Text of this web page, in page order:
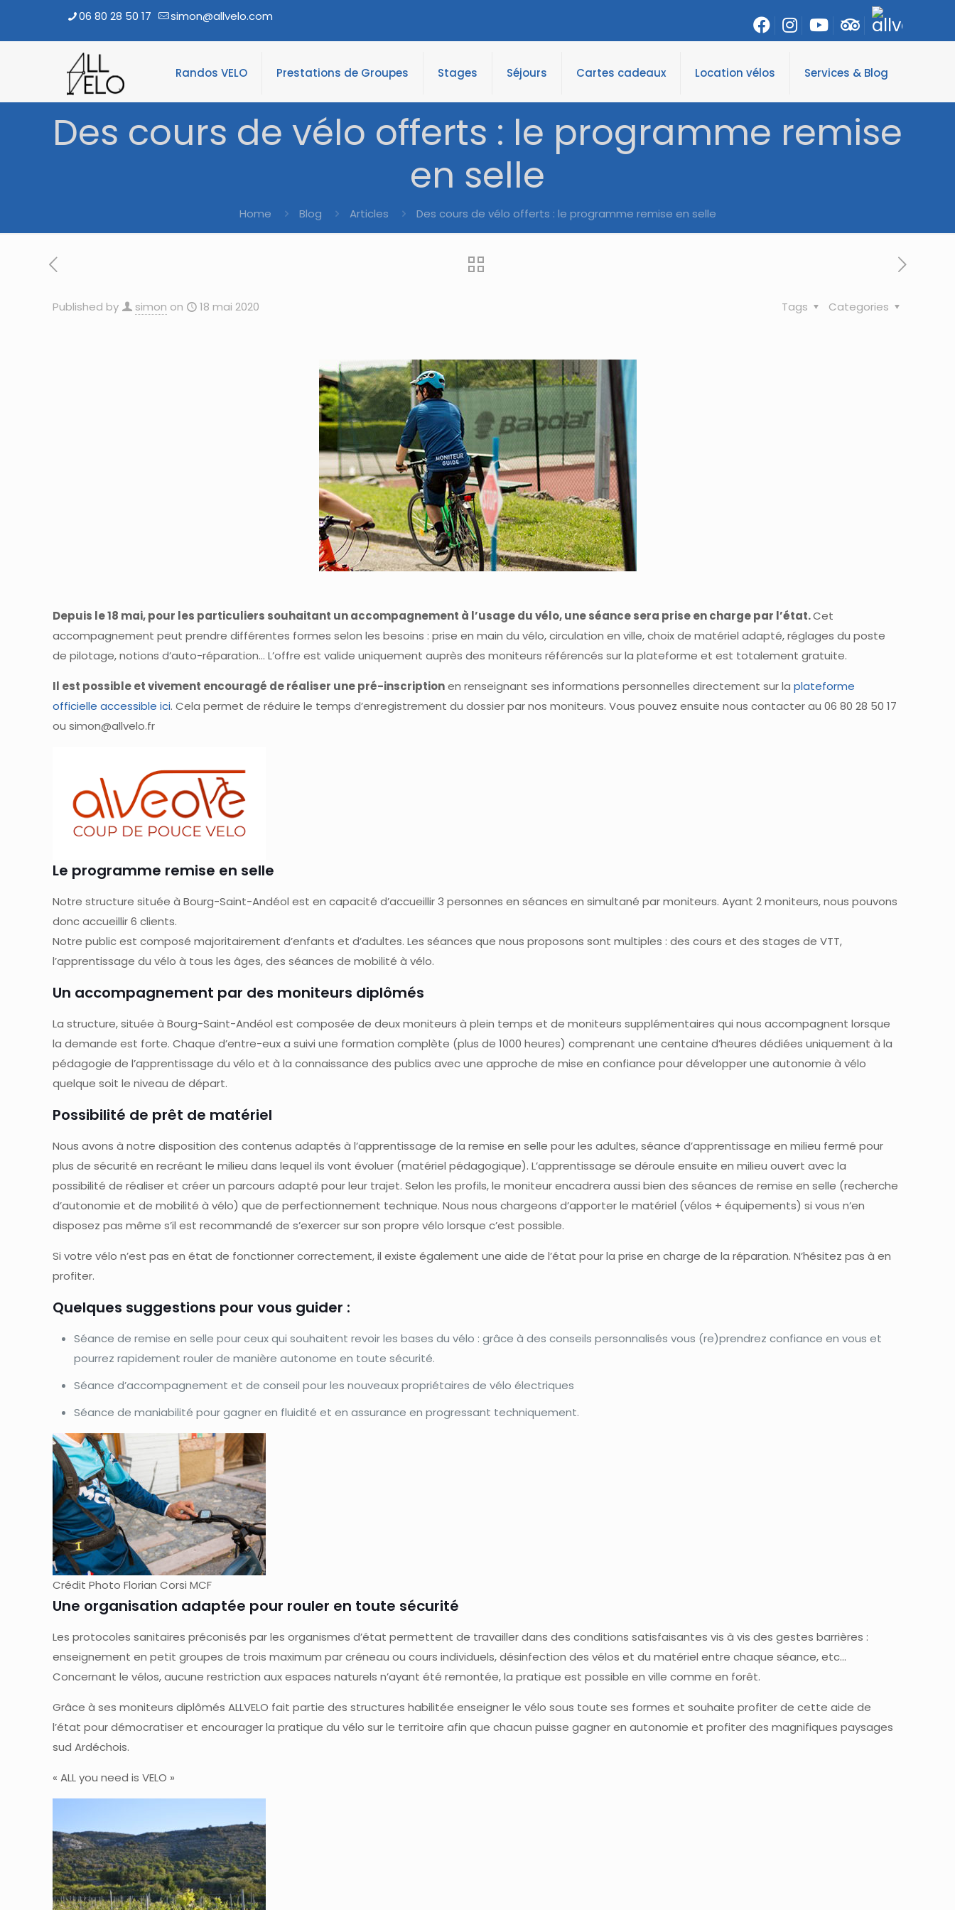
06 80 28 50 17 simon@allvelo.com
Randos VELO Prestations de Groupes Stages Séjours Cartes cadeaux Location vélos Services & Blog
Des cours de vélo offerts : le programme remise
en selle
Home Blog Articles Des cours de vélo offerts : le programme remise en selle
Published by simon on 18 mai 2020 Categories
Tags
Depuis le 18 mai, pour les particuliers souhaitant un accompagnement à l’usage du vélo, une séance sera prise en charge par l’état.Cet
accompagnement peut prendre différentes formes selon les besoins : prise en main du vélo, circulation en ville, choix de matériel adapté, réglages du poste
de pilotage, notions d’auto-réparation… L’offre est valide uniquement auprès des moniteurs référencés sur la plateforme et est totalement gratuite.
Il est possible et vivement encouragé de réaliser une pré-inscriptionen renseignant ses informations personnelles directement sur laplateforme
officielle accessible ici. Cela permet de réduire le temps d’enregistrement du dossier par nos moniteurs. Vous pouvez ensuite nous contacter au 06 80 28 50 17
ou simon@allvelo.fr
Le programme remise en selle
Notre structure située à Bourg-Saint-Andéol est en capacité d’accueillir 3 personnes en séances en simultané par moniteurs. Ayant 2 moniteurs, nous pouvons
donc accueillir 6 clients.
Notre public est composé majoritairement d’enfants et d’adultes. Les séances que nous proposons sont multiples : des cours et des stages de VTT,
l’apprentissage du vélo à tous les âges, des séances de mobilité à vélo.
Un accompagnement par des moniteurs diplômés
La structure, située à Bourg-Saint-Andéol est composée de deux moniteurs à plein temps et de moniteurs supplémentaires qui nous accompagnent lorsque
la demande est forte. Chaque d’entre-eux a suivi une formation complète (plus de 1000 heures) comprenant une centaine d’heures dédiées uniquement à la
pédagogie de l’apprentissage du vélo et à la connaissance des publics avec une approche de mise en confiance pour développer une autonomie à vélo
quelque soit le niveau de départ.
Possibilité de prêt de matériel
Nous avons à notre disposition des contenus adaptés à l’apprentissage de la remise en selle pour les adultes, séance d’apprentissage en milieu fermé pour
plus de sécurité en recréant le milieu dans lequel ils vont évoluer (matériel pédagogique). L’apprentissage se déroule ensuite en milieu ouvert avec la
possibilité de réaliser et créer un parcours adapté pour leur trajet. Selon les profils, le moniteur encadrera aussi bien des séances de remise en selle (recherche
d’autonomie et de mobilité à vélo) que de perfectionnement technique. Nous nous chargeons d’apporter le matériel (vélos + équipements) si vous n’en
disposez pas même s’il est recommandé de s’exercer sur son propre vélo lorsque c’est possible.
Si votre vélo n’est pas en état de fonctionner correctement, il existe également une aide de l’état pour la prise en charge de la réparation. N’hésitez pas à en
profiter.
Quelques suggestions pour vous guider :
Séance de remise en selle pour ceux qui souhaitent revoir les bases du vélo : grâce à des conseils personnalisés vous (re)prendrez confiance en vous et
pourrez rapidement rouler de manière autonome en toute sécurité.
Séance d’accompagnement et de conseil pour les nouveaux propriétaires de vélo électriques
Séance de maniabilité pour gagner en fluidité et en assurance en progressant techniquement.
Crédit Photo Florian Corsi MCF
Une organisation adaptée pour rouler en toute sécurité
Les protocoles sanitaires préconisés par les organismes d’état permettent de travailler dans des conditions satisfaisantes vis à vis des gestes barrières :
enseignement en petit groupes de trois maximum par créneau ou cours individuels, désinfection des vélos et du matériel entre chaque séance, etc…
Concernant le vélos, aucune restriction aux espaces naturels n’ayant été remontée, la pratique est possible en ville comme en forêt.
Grâce à ses moniteurs diplômés ALLVELO fait partie des structures habilitée enseigner le vélo sous toute ses formes et souhaite profiter de cette aide de
l’état pour démocratiser et encourager la pratique du vélo sur le territoire afin que chacun puisse gagner en autonomie et profiter des magnifiques paysages
sud Ardéchois.
« ALL you need is VELO »